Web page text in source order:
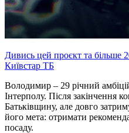
Дивись цей проєкт та більше
Київстар ТБ
Володимир – 29 річний
Інтерполу. Після закінчення
Батьківщину, але довго
його мета: отримати
посаду.